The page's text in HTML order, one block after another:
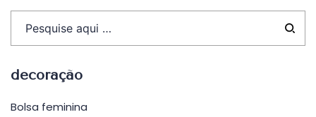
decoração
Bolsa feminina